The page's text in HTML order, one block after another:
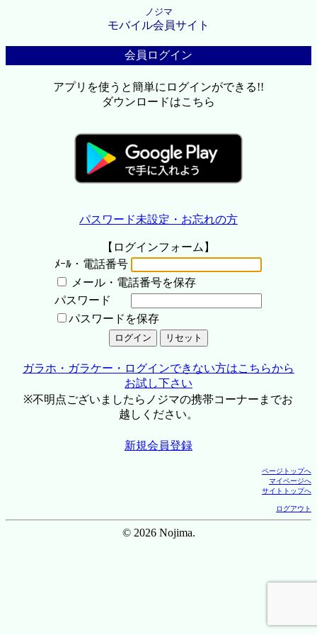
ノジマ
モバイル会員サイト
会員ログイン
アプリを使うと簡単にログインができる!!
ダウンロードはこちら
パスワード未設定・お忘れの方
【ログインフォーム】
ﾒｰﾙ・電話番号
メール・電話番号を保存
パスワード
パスワードを保存
ガラホ・ガラケー・ログインできない方はこちらから
お試し下さい
※不明点ございましたらノジマの携帯コーナーまでお
越しください。
新規会員登録
ページトップへ
マイページへ
サイトトップへ
ログアウト
© 2026 Nojima.